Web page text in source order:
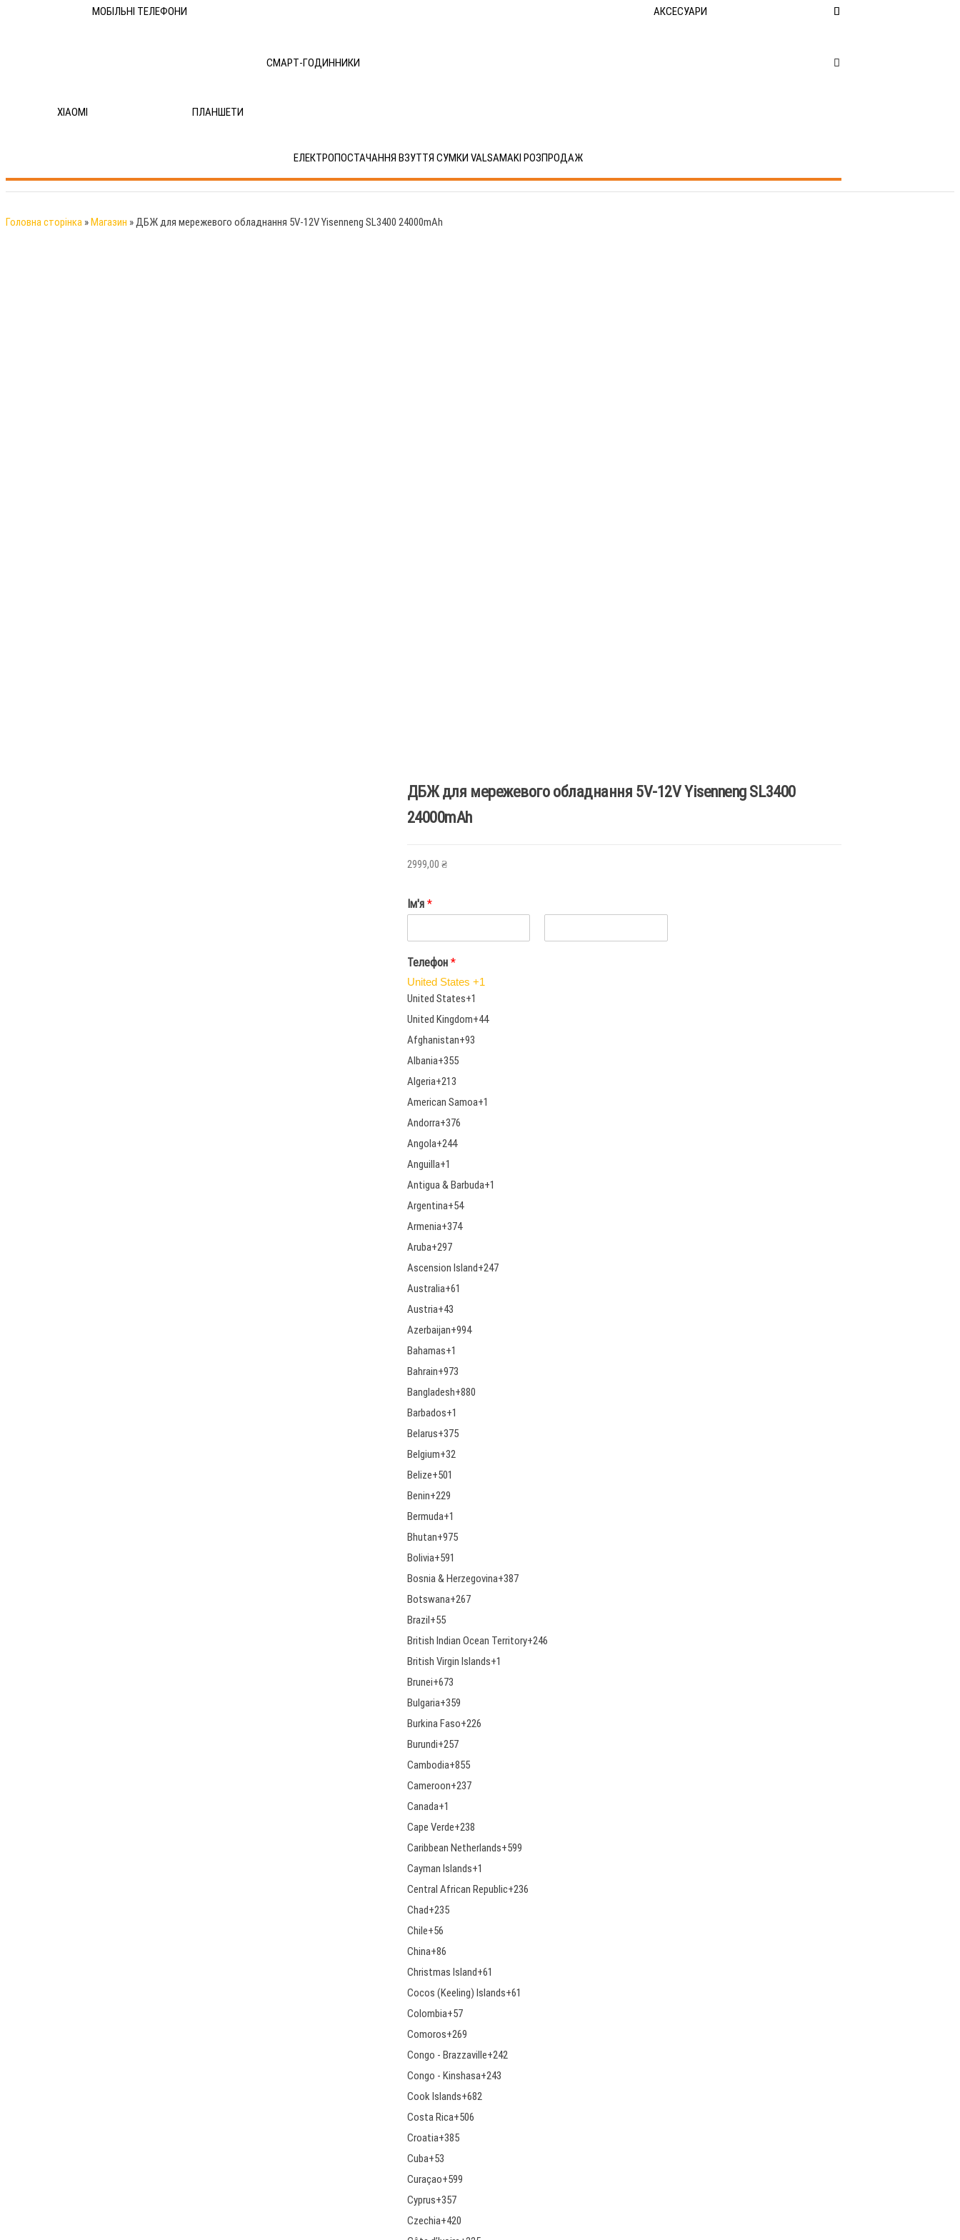
XIAOMI
МОБІЛЬНІ ТЕЛЕФОНИ
ПЛАНШЕТИ
СМАРТ-ГОДИННИКИ
АКСЕСУАРИ
ЕЛЕКТРОПОСТАЧАННЯ ВЗУТТЯ СУМКИ VALSAMAKI РОЗПРОДАЖ
Головна сторінка »Магазин »ДБЖ для мережевого обладнання 5V-12V Yisenneng SL3400 24000mAh
ДБЖ для мережевого обладнання 5V-12V Yisenneng SL3400
24000mAh
2999,00 ₴
Ім'я *
м
я
Телефон *
United States +1
United States+1
United Kingdom+44
Afghanistan+93
Albania+355
Algeria+213
American Samoa+1
Andorra+376
Angola+244
Anguilla+1
Antigua & Barbuda+1
Argentina+54
Armenia+374
Aruba+297
Ascension Island+247
Australia+61
Austria+43
Azerbaijan+994
Bahamas+1
Bahrain+973
Bangladesh+880
Barbados+1
Belarus+375
Belgium+32
Belize+501
Benin+229
Bermuda+1
Bhutan+975
Bolivia+591
Bosnia & Herzegovina+387
Botswana+267
Brazil+55
British Indian Ocean Territory+246
British Virgin Islands+1
Brunei+673
Bulgaria+359
Burkina Faso+226
Burundi+257
Cambodia+855
Cameroon+237
Canada+1
Cape Verde+238
Caribbean Netherlands+599
Cayman Islands+1
Central African Republic+236
Chad+235
Chile+56
China+86
Christmas Island+61
Cocos (Keeling) Islands+61
Colombia+57
Comoros+269
Congo - Brazzaville+242
Congo - Kinshasa+243
Cook Islands+682
Costa Rica+506
Croatia+385
Cuba+53
Curaçao+599
Cyprus+357
Czechia+420